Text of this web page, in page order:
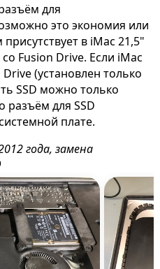
для
это экономия или
в iMac 21,5"
Fusion Drive. Если iMac
(установлен только
SSD можно только
разъём для SSD
плате.
года, замена